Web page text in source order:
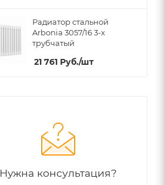
Радиатор стальной
Arbonia 3057/16 3-х
трубчатый
21 761 Руб./шт
Нужна консультация?